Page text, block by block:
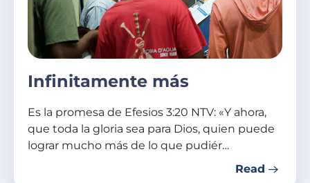
Infinitamente más
Es la promesa de Efesios 3:20 NTV: «Y ahora,
que toda la gloria sea para Dios, quien puede
lograr mucho más de lo que pudiér…
Read